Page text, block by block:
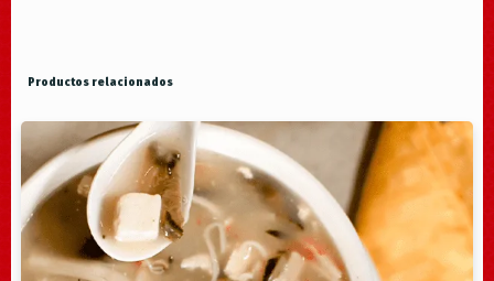
Productos relacionados